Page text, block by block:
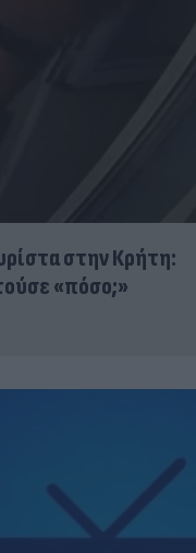
στην Κρήτη:
«πόσο;»